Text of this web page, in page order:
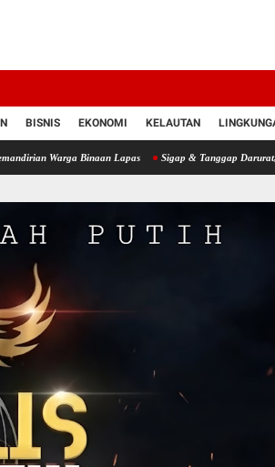
BISNIS EKONOMI KELAUTAN
Binaan Lapas Sigap & Tanggap Darurat, Yonif 751/